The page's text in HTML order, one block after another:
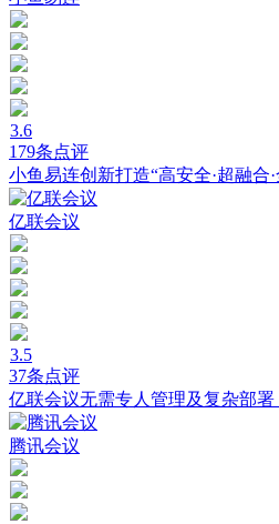
3.6
179条点评
小鱼易连创新打造“高安全·超融
亿联会议
3.5
37条点评
亿联会议无需专人管理及复杂部
腾讯会议